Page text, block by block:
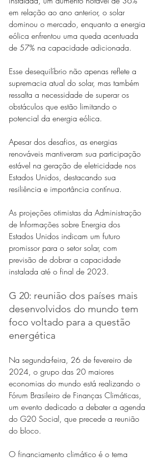
em relação ao ano anterior, o solar
dominou o mercado, enquanto a energia
eólica enfrentou uma queda acentuada
de 57% na capacidade adicionada.
Esse desequilíbrio não apenas reflete a
supremacia atual do solar, mas também
ressalta a necessidade de superar os
obstáculos que estão limitando o
potencial da energia eólica.
Apesar dos desafios, as energias
renováveis mantiveram sua participação
estável na geração de eletricidade nos
Estados Unidos, destacando sua
resiliência e importância contínua.
As projeções otimistas da Administração
de Informações sobre Energia dos
Estados Unidos indicam um futuro
promissor para o setor solar, com
previsão de dobrar a capacidade
instalada até o final de 2023.
G 20: reunião dos países mais
desenvolvidos do mundo tem
foco voltado para a questão
energética
Na segunda-feira, 26 de fevereiro de
2024, o grupo das 20 maiores
economias do mundo está realizando o
Fórum Brasileiro de Finanças Climáticas,
um evento dedicado a debater a agenda
do G20 Social, que precede a reunião
do bloco.
O financiamento climático é o tema